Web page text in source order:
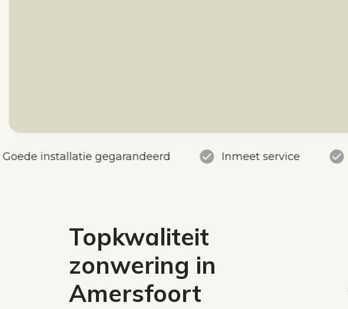
Goede installatie gegarandeerd Inmeet service
Topkwaliteit
zonwering in
Amersfoort